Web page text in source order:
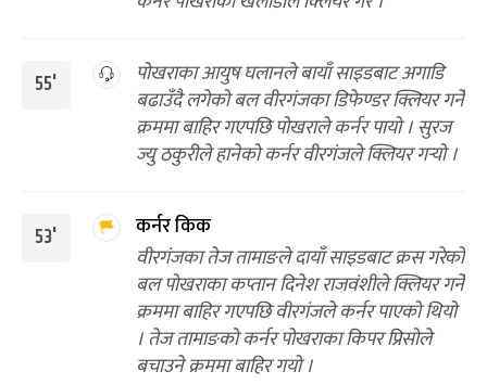
55'
पोखराका आयुष घलानले बायाँ साइडबाट अगाडि
बढाउँदै लगेको बल वीरगंजका डिफेण्डर क्लियर गर्ने
क्रममा बाहिर गएपछि पोखराले कर्नर पायो । सुरज
ज्यु ठकुरीले हानेको कर्नर वीरगंजले क्लियर गर्‍यो ।
53'
कर्नर किक
वीरगंजका तेज तामाङले दायाँ साइडबाट क्रस गरेको
बल पोखराका कप्तान दिनेश राजवंशीले क्लियर गर्ने
क्रममा बाहिर गएपछि वीरगंजले कर्नर पाएको थियो
। तेज तामाङको कर्नर पोखराका किपर प्रिसोले
बचाउने क्रममा बाहिर गयो ।